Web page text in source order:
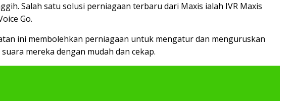
Salah satu solusi perniagaan terbaru dari Maxis ialah IVR Maxis
Go.
ini membolehkan perniagaan untuk mengatur dan menguruskan
mereka dengan mudah dan cekap.